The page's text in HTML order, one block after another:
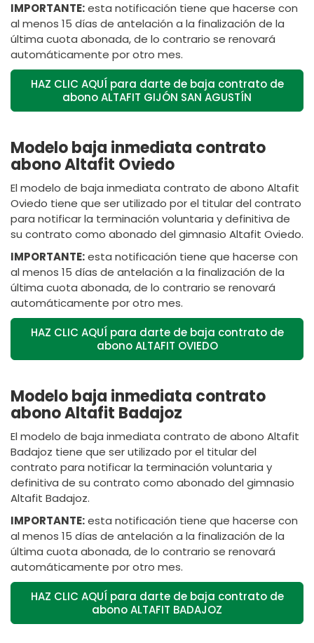
IMPORTANTE:esta notificación tiene que hacerse con
al menos 15 días de antelación a la finalización de la
última cuota abonada, de lo contrario se renovará
automáticamente por otro mes.
HAZ CLIC AQUÍ para darte de baja contrato de
abono ALTAFIT GIJÓN SAN AGUSTÍN
Modelo baja inmediata contrato
abono Altafit Oviedo
El modelo de baja inmediata contrato de abono Altafit
Oviedo tiene que ser utilizado por el titular del contrato
para notificar la terminación voluntaria y definitiva de
su contrato como abonado del gimnasio Altafit Oviedo.
IMPORTANTE:esta notificación tiene que hacerse con
al menos 15 días de antelación a la finalización de la
última cuota abonada, de lo contrario se renovará
automáticamente por otro mes.
HAZ CLIC AQUÍ para darte de baja contrato de
abono ALTAFIT OVIEDO
Modelo baja inmediata contrato
abono Altafit Badajoz
El modelo de baja inmediata contrato de abono Altafit
Badajoz tiene que ser utilizado por el titular del
contrato para notificar la terminación voluntaria y
definitiva de su contrato como abonado del gimnasio
Altafit Badajoz.
IMPORTANTE:esta notificación tiene que hacerse con
al menos 15 días de antelación a la finalización de la
última cuota abonada, de lo contrario se renovará
automáticamente por otro mes.
HAZ CLIC AQUÍ para darte de baja contrato de
abono ALTAFIT BADAJOZ